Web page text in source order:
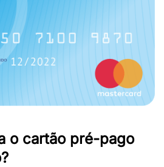
o cartão pré-pago